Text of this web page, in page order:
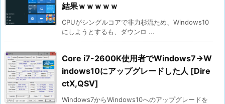
結果ｗｗｗｗｗ
CPUがシングルコアで非力杉流ため、Windows10
にしようとするも、ダウンロ ...
Core i7-2600K使用者でWindows7→W
indows10にアップグレードした人 [Dire
ctX,QSV]
Windows7からWindows10へのアップグレードを